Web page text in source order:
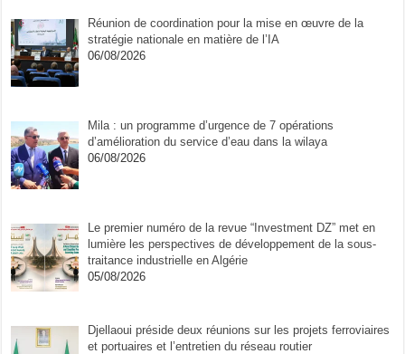
Réunion de coordination pour la mise en œuvre de la
stratégie nationale en matière de l’IA
06/08/2026
Mila : un programme d’urgence de 7 opérations
d’amélioration du service d’eau dans la wilaya
06/08/2026
Le premier numéro de la revue “Investment DZ” met en
lumière les perspectives de développement de la sous-
traitance industrielle en Algérie
05/08/2026
Djellaoui préside deux réunions sur les projets ferroviaires
et portuaires et l’entretien du réseau routier